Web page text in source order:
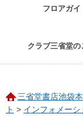
フロアガイ
クラブ三省堂の
三省堂書店池袋
ト > インフォメーシ